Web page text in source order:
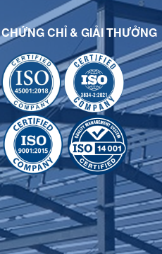
CHỨNG CHỈ & GIẢI THƯỞNG